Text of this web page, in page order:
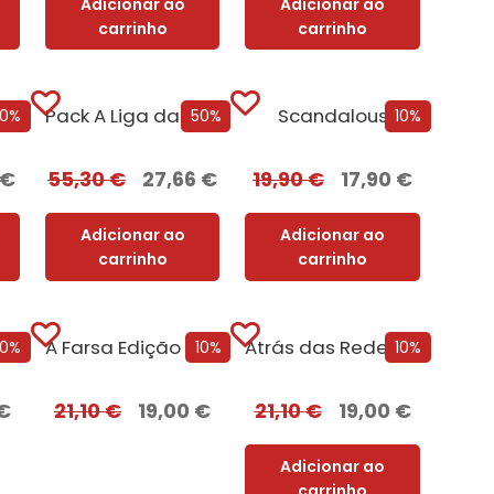
carrinho
carrinho
€
50%
Pack A Liga das Mulheres Extraordinárias
55,30€ 27,66 €
Adicionar ao
carrinho
10%
Scandalous
19,90€ 17,90 €
Adicionar ao
carrinho
Amigos com Benefícios Edição com EDGES 10%
A Farsa Edição com EDGES
21,10€ 19,00 €
10%
Atrás das Redes Edição com EDGES
21,10€ 19,00 €
Adicionar ao